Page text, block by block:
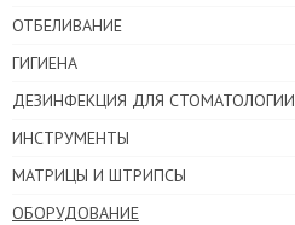
ОТБЕЛИВАНИЕ
ГИГИЕНА
ДЕЗИНФЕКЦИЯ ДЛЯ СТОМАТОЛОГИИ
ИНСТРУМЕНТЫ
МАТРИЦЫ И ШТРИПСЫ
ОБОРУДОВАНИЕ